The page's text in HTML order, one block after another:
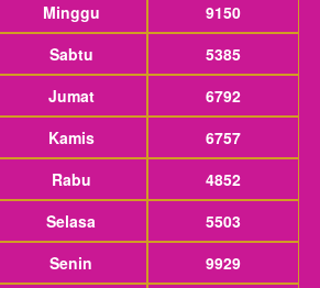
Minggu
9150
Sabtu
5385
Jumat
6792
Kamis
6757
Rabu
4852
Selasa
5503
Senin 9929